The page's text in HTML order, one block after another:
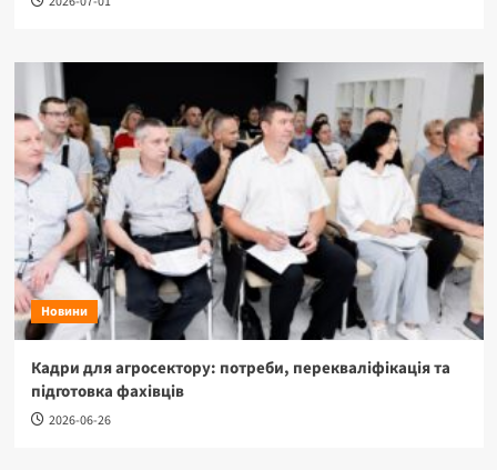
Новини
Кадри для агросектору: потреби, перекваліфікація та
підготовка фахівців
2026-06-26